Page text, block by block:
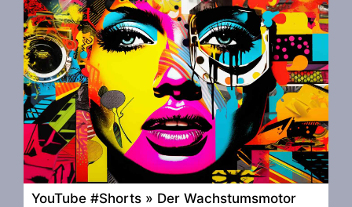
YouTube #Shorts » Der Wachstumsmotor